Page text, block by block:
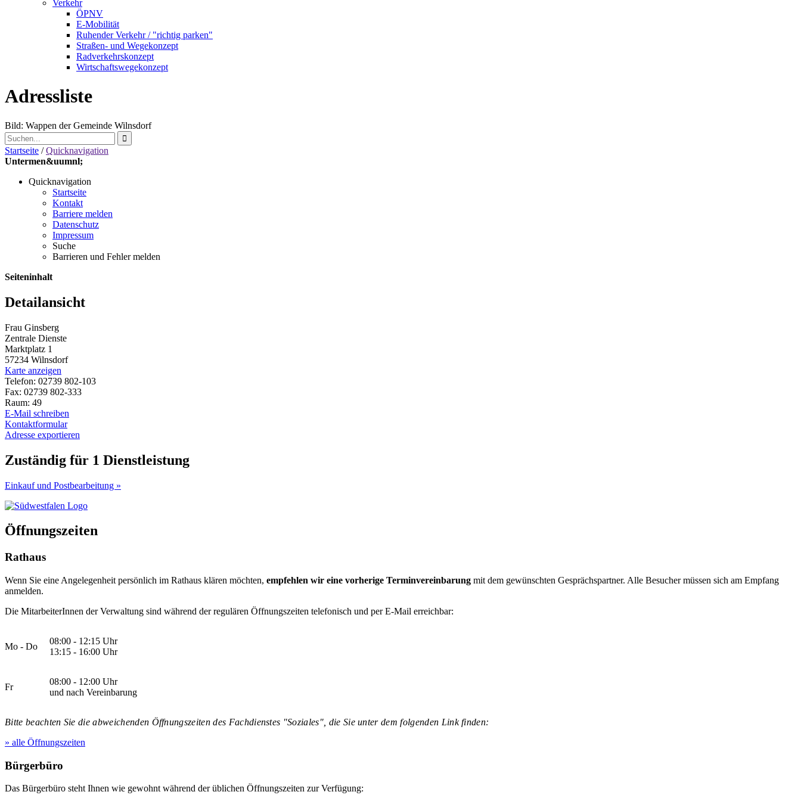
Verkehr
ÖPNV
E-Mobilität
Ruhender Verkehr / "richtig parken"
Straßen- und Wegekonzept
Radverkehrskonzept
Wirtschaftswegekonzept
Adressliste
Bild: Wappen der Gemeinde Wilnsdorf
Startseite /Quicknavigation
Untermen&uumnl;
Quicknavigation
Startseite
Kontakt
Barriere melden
Datenschutz
Impressum
Suche
Barrieren und Fehler melden
Seiteninhalt
Detailansicht
Frau Ginsberg
Zentrale Dienste
Marktplatz 1
57234 Wilnsdorf
Karte anzeigen
Telefon: 02739 802-103
Fax: 02739 802-333
Raum: 49
E-Mail schreiben
Kontaktformular
Adresse exportieren
Zuständig für 1 Dienstleistung
Einkauf und Postbearbeitung »
Öffnungszeiten
Rathaus
Wenn Sie eine Angelegenheit persönlich im Rathaus klären möchten, empfehlen wir eine vorherige Terminvereinbarung mit dem gewünschten Gesprächspartner. Alle Besucher müssen sich am Empfang
anmelden.
Die MitarbeiterInnen der Verwaltung sind während der regulären Öffnungszeiten telefonisch und per E-Mail erreichbar:
Mo - Do
08:00 - 12:15 Uhr
13:15 - 16:00 Uhr
Fr
08:00 - 12:00 Uhr
und nach Vereinbarung
Bitte beachten Sie die abweichenden Öffnungszeiten des Fachdienstes "Soziales", die Sie unter dem folgenden Link finden:
» alle Öffnungszeiten
Bürgerbüro
Das Bürgerbüro steht Ihnen wie gewohnt während der üblichen Öffnungszeiten zur Verfügung: